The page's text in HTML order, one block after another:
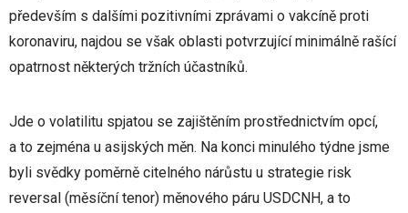
především s dalšími pozitivními zprávami o vakcíně proti
koronaviru, najdou se však oblasti potvrzující minimálně rašící
opatrnost některých tržních účastníků.
Jde o volatilitu spjatou se zajištěním prostřednictvím opcí,
a to zejména u asijských měn. Na konci minulého týdne jsme
byli svědky poměrně citelného nárůstu u strategie risk
reversal (měsíční tenor) měnového páru USDCNH, a to